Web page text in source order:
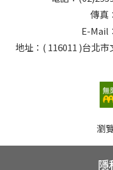
傳真
E-Mail
地址：( 116011 )台北
瀏
隱